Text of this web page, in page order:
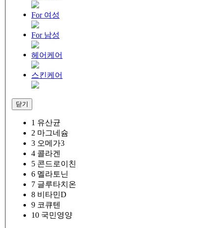
For 여성
For 남성
헤어케어
스킨케어
닫기
1 유산균
2 마그네슘
3 오메가3
4 콜라겐
5 콘드로이친
6 멜라토닌
7 글루타치온
8 비타민D
9 코큐텐
10 국민영양